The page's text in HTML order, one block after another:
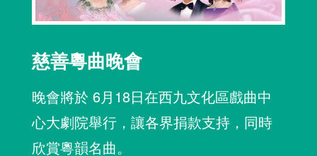
慈善粵曲晚會
晚會將於 6月18日在西九文化區戲曲中
心大劇院舉行，讓各界捐款支持，同時
欣賞粵韻名曲。